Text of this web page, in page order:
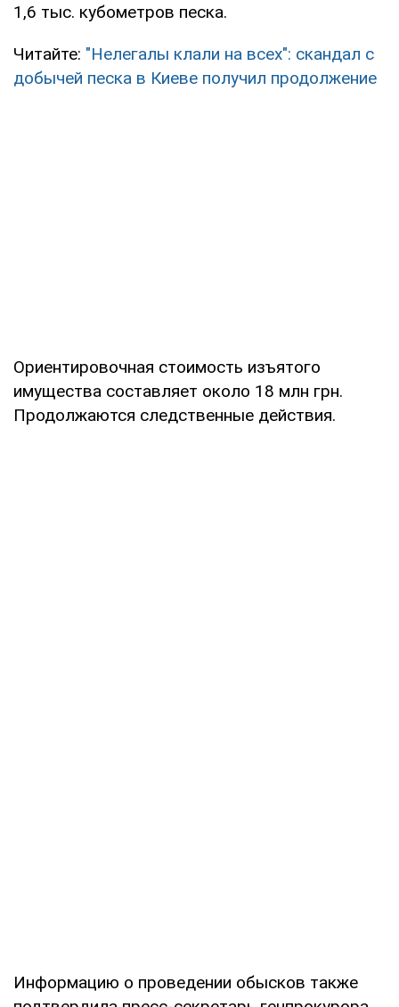
1,6 тыс. кубометров песка.
Читайте: "Нелегалы клали на всех": скандал с
добычей песка в Киеве получил продолжение
Ориентировочная стоимость изъятого
имущества составляет около 18 млн грн.
Продолжаются следственные действия.
Информацию о проведении обысков также